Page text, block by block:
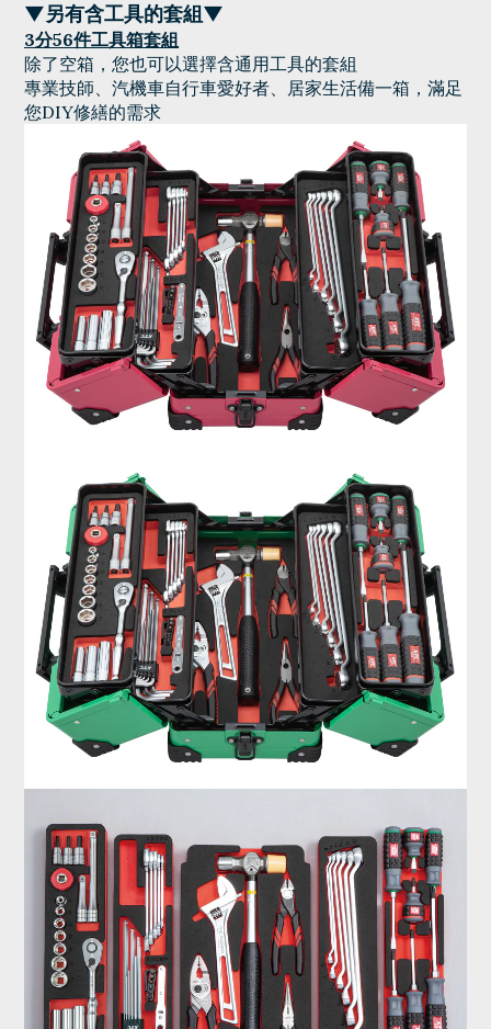
▼另有含工具的套組▼
3分56件工具箱套組
除了空箱，您也可以選擇含通用工具的套組
專業技師、汽機車自行車愛好者、居家生活備一箱，滿足
您DIY修繕的需求